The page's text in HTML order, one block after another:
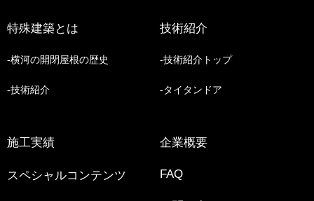
特殊建築とは
横河の開閉屋根の歴史
技術紹介
技術紹介
技術紹介トップ
タイタンドア
施工実績
スペシャルコンテンツ
企業概要
FAQ